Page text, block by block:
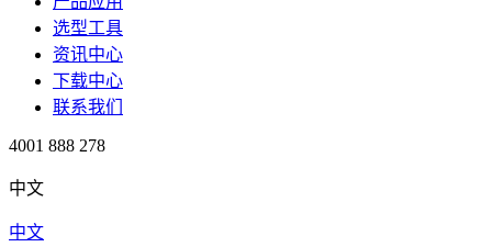
选型工具
资讯中心
下载中心
联系我们
4001 888 278
中文
中文